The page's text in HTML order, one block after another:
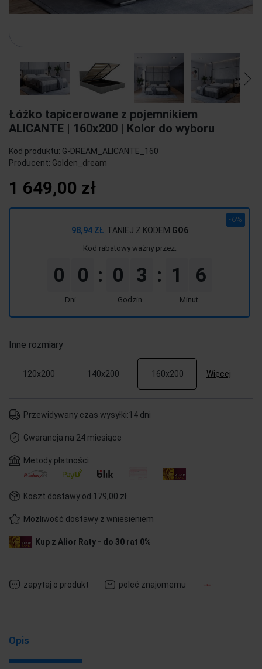
Łóżko tapicerowane z pojemnikiem
ALICANTE | 160x200 | Kolor do wyboru
Kod produktu: G-DREAM_ALICANTE_160
Producent: Golden_dream
1 649,00 zł
98,94 ZŁ TANIEJ Z KODEM GO6
Kod rabatowy ważny przez:
-6%
0 0
Dni
: 0 3
Godzin
: 1 6
Minut
Inne rozmiary
120x200 140x200 160x200 Więcej
Przewidywany czas wysyłki:14 dni
Gwarancja na 24 miesiące
Metody płatności
Koszt dostawy:od 179,00 zł
Możliwość dostawy z wniesieniem
Kup z Alior Raty - do 30 rat 0%
zapytaj o produkt poleć znajomemu
Opis